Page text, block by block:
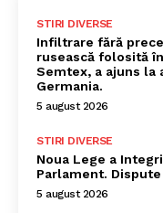
STIRI DIVERSE
Infiltrare fără
rusească folosită
Semtex, a ajuns la
Germania.
5 august 2026
STIRI DIVERSE
Noua Lege a
Parlament.
5 august 2026